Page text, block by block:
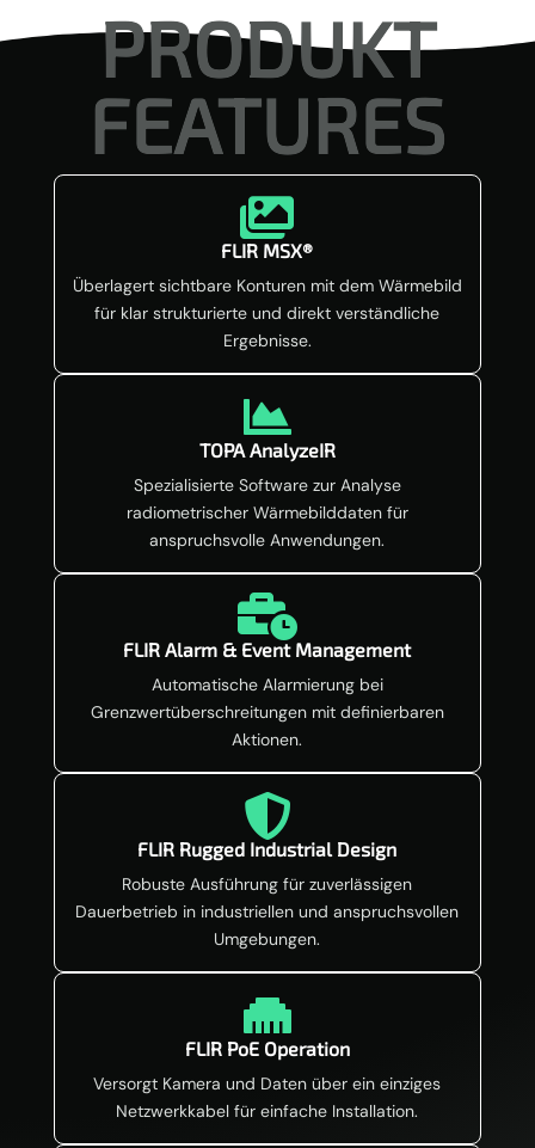
PRODUKT
FEATURES

FLIR MSX®
Überlagert sichtbare Konturen mit dem Wärmebild
für klar strukturierte und direkt verständliche
Ergebnisse.

TOPA AnalyzeIR
Spezialisierte Software zur Analyse
radiometrischer Wärmebilddaten für
anspruchsvolle Anwendungen.

FLIR Alarm & Event Management
Automatische Alarmierung bei
Grenzwertüberschreitungen mit definierbaren
Aktionen.

FLIR Rugged Industrial Design
Robuste Ausführung für zuverlässigen
Dauerbetrieb in industriellen und anspruchsvollen
Umgebungen.

FLIR PoE Operation
Versorgt Kamera und Daten über ein einziges
Netzwerkkabel für einfache Installation.